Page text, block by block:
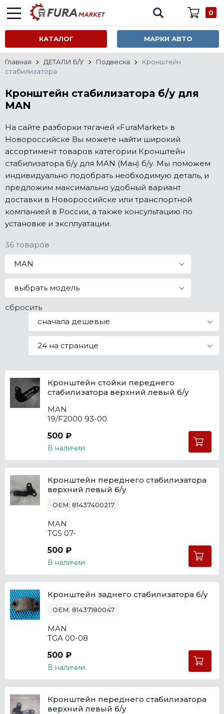
0
КАТАЛОГ МАРКИ АВТО
Главная ДЕТАЛИ Б/У Подвеска
Кронштейн
стабилизатора
Кронштейн стабилизатора б/у для
MAN
На сайте разборки тягачей «FuraMarket» в
Новороссийске Вы можете найти широкий
ассортимент товаров категории Кронштейн
стабилизатора б/у для MAN (Ман) б/у. Мы поможем
индивидуально подобрать необходимую деталь, и
предложим максимально удобный вариант
доставки в Новороссийске или транспортной
компанией в России, а также консультацию по
установке и эксплуатации.
36 товаров
MAN
выбрать модель
сбросить
сначала дешевые
24 на странице
Кронштейн стойки переднего
стабилизатора верхний левый б/у
MAN
19/F2000 93-00
500 ₽
В наличии
Кронштейн переднего стабилизатора
верхний левый б/у
OEM: 81437400217
MAN
TGS 07-
500 ₽
В наличии
Кронштейн заднего стабилизатора б/у
OEM: 81437180047
MAN
TGA 00-08
500 ₽
В наличии
Кронштейн переднего стабилизатора
верхний левый б/у